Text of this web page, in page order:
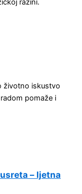
razini.
životno iskustvo
pomaže i
– ljetna